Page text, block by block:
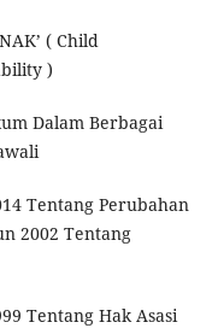
( Child
)
Dalam Berbagai
Tentang Perubahan
2002 Tentang
Tentang Hak Asasi